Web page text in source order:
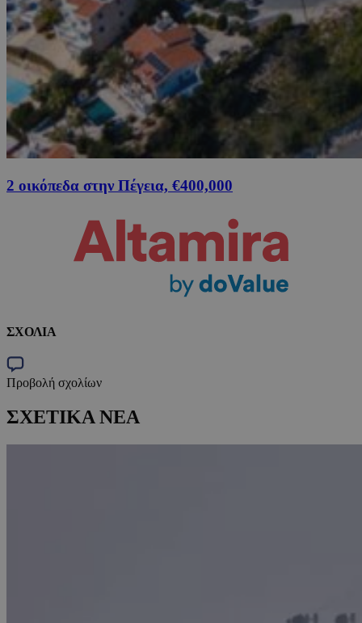
2 οικόπεδα στην Πέγεια, €400,000
ΣΧΟΛΙΑ
Προβολή σχολίων
ΣΧΕΤΙΚΑ ΝΕΑ